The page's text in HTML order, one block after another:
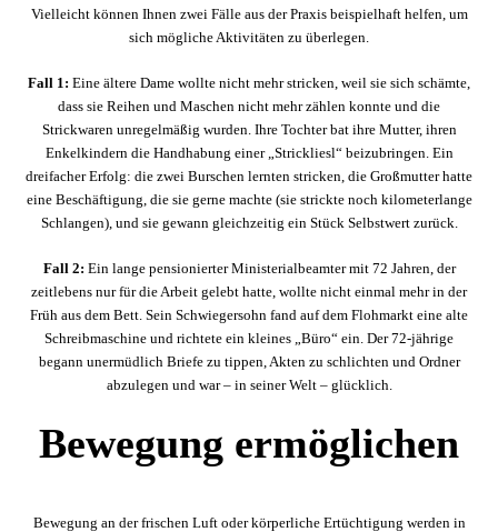
Vielleicht können Ihnen zwei Fälle aus der Praxis beispielhaft helfen, um
sich mögliche Aktivitäten zu überlegen.
Fall 1: Eine ältere Dame wollte nicht mehr stricken, weil sie sich schämte,
dass sie Reihen und Maschen nicht mehr zählen konnte und die
Strickwaren unregelmäßig wurden. Ihre Tochter bat ihre Mutter, ihren
Enkelkindern die Handhabung einer „Strickliesl“ beizubringen. Ein
dreifacher Erfolg: die zwei Burschen lernten stricken, die Großmutter hatte
eine Beschäftigung, die sie gerne machte (sie strickte noch kilometerlange
Schlangen), und sie gewann gleichzeitig ein Stück Selbstwert zurück.
Fall 2: Ein lange pensionierter Ministerialbeamter mit 72 Jahren, der
zeitlebens nur für die Arbeit gelebt hatte, wollte nicht einmal mehr in der
Früh aus dem Bett. Sein Schwiegersohn fand auf dem Flohmarkt eine alte
Schreibmaschine und richtete ein kleines „Büro“ ein. Der 72-jährige
begann unermüdlich Briefe zu tippen, Akten zu schlichten und Ordner
abzulegen und war – in seiner Welt – glücklich.
Bewegung ermöglichen
Bewegung an der frischen Luft oder körperliche Ertüchtigung werden in